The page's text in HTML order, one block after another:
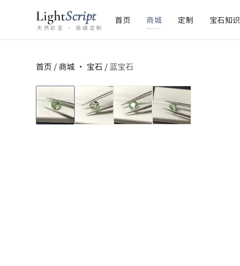
LightScript
天然彩宝 · 高级定制
首页 商城 定制 宝石知识
首页 / 商城 · 宝石 / 蓝宝石